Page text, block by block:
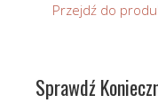
Przejdź do
Sprawdź